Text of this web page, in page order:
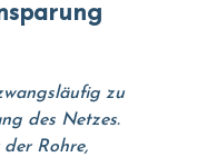
zu
des Netzes.
Rohre,